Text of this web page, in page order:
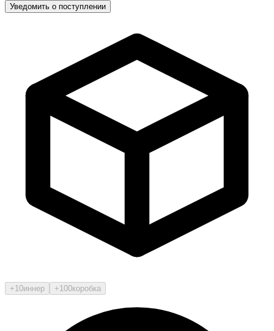
Уведомить о поступлении
+10иннер +100коробка